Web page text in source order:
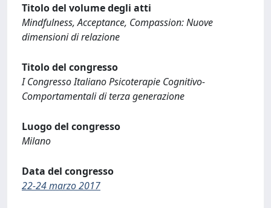
Titolo del volume degli atti
Mindfulness, Acceptance, Compassion: Nuove
dimensioni di relazione
Titolo del congresso
I Congresso Italiano Psicoterapie Cognitivo-
Comportamentali di terza generazione
Luogo del congresso
Milano
Data del congresso
22-24 marzo 2017